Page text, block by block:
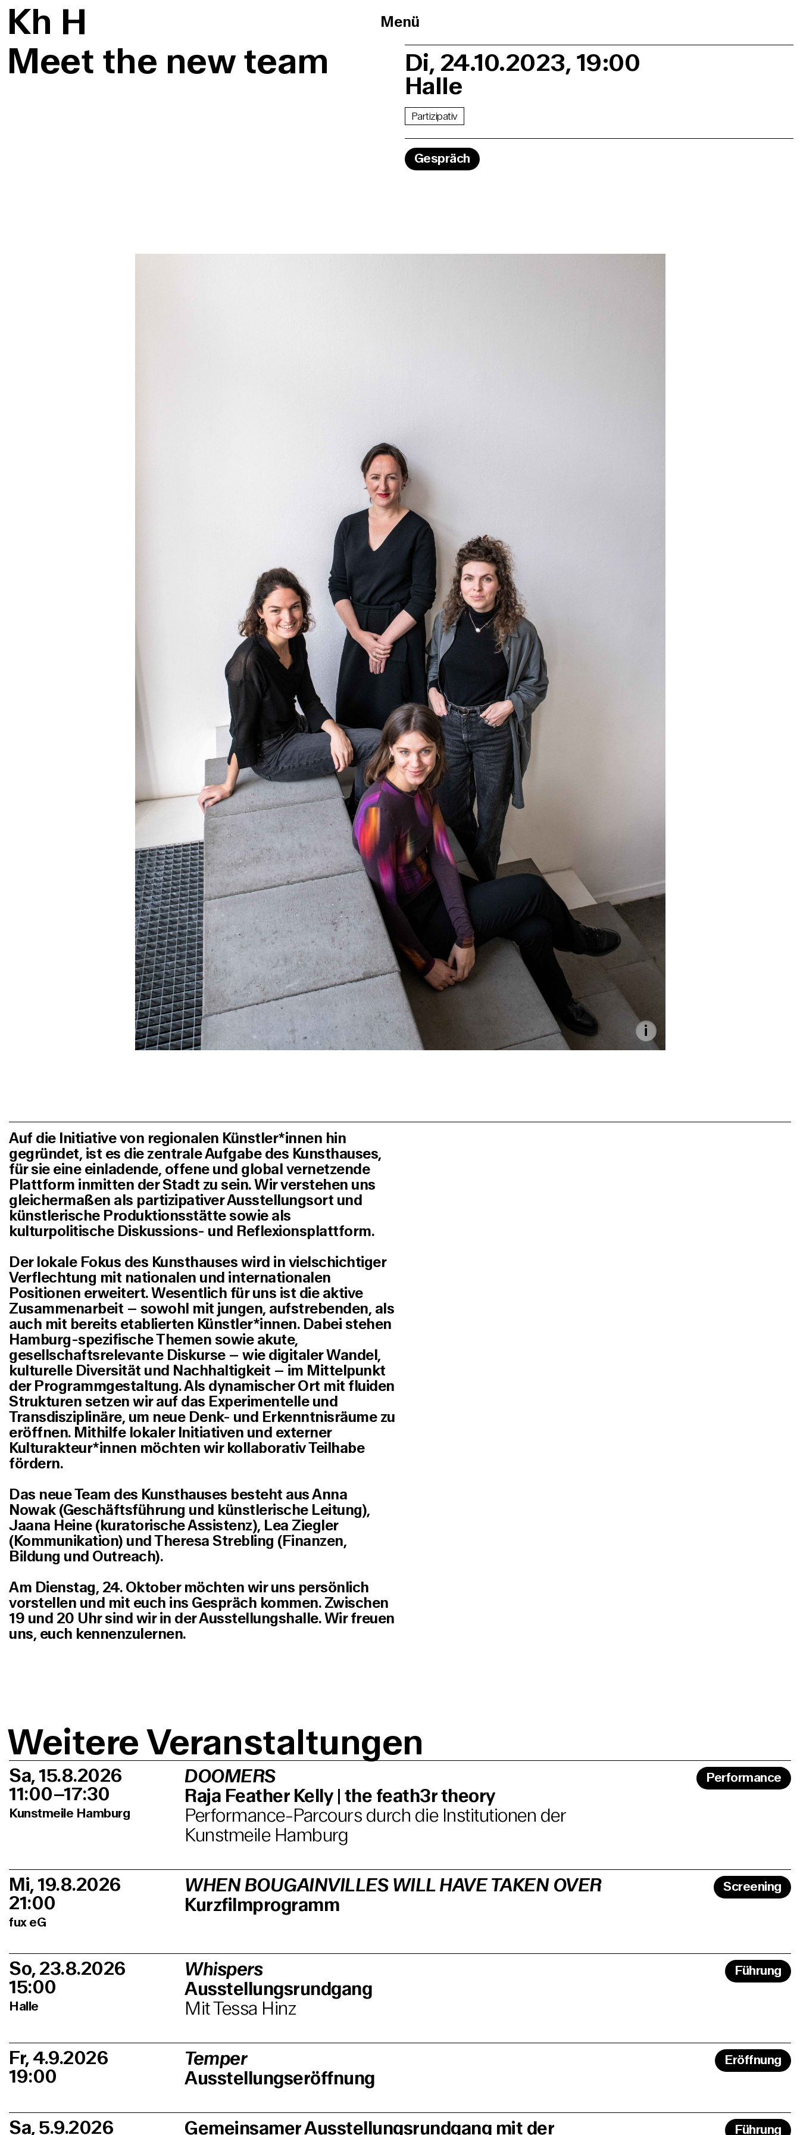
Kh H Menü
Meet the new team Di, 24.10.2023, 19:00
Halle
Partizipativ
Gespräch
Auf die Initiative von regionalen Künstler*innen hin
gegründet, ist es die zentrale Aufgabe des Kunsthauses,
für sie eine einladende, offene und global vernetzende
Plattform inmitten der Stadt zu sein. Wir verstehen uns
gleichermaßen als partizipativer Ausstellungsort und
künstlerische Produktionsstätte sowie als
kulturpolitische Diskussions- und Reflexionsplattform.
Der lokale Fokus des Kunsthauses wird in vielschichtiger
Verflechtung mit nationalen und internationalen
Positionen erweitert. Wesentlich für uns ist die aktive
Zusammenarbeit – sowohl mit jungen, aufstrebenden, als
auch mit bereits etablierten Künstler*innen. Dabei stehen
Hamburg-spezifische Themen sowie akute,
gesellschaftsrelevante Diskurse – wie digitaler Wandel,
kulturelle Diversität und Nachhaltigkeit – im Mittelpunkt
der Programmgestaltung. Als dynamischer Ort mit fluiden
Strukturen setzen wir auf das Experimentelle und
Transdisziplinäre, um neue Denk- und Erkenntnisräume zu
eröffnen. Mithilfe lokaler Initiativen und externer
Kulturakteur*innen möchten wir kollaborativ Teilhabe
fördern.
Das neue Team des Kunsthauses besteht ausAnna
Nowak(Geschäftsführung und künstlerische Leitung),
Jaana Heine(kuratorische Assistenz), Lea Ziegler
(Kommunikation) undTheresaStrebling (Finanzen,
Bildung und Outreach).
Am Dienstag, 24. Oktober möchten wir uns persönlich
vorstellen und mit euch ins Gespräch kommen. Zwischen
19 und 20 Uhr sind wir in der Ausstellungshalle. Wir freuen
uns, euch kennenzulernen.
Weitere Veranstaltungen
Sa, 15.8.2026
11:00–17:30
Kunstmeile Hamburg
DOOMERS
Raja Feather Kelly | the feath3r theory
Performance-Parcours durch die Institutionen der
Kunstmeile Hamburg
Performance
Mi, 19.8.2026
21:00
fux eG
WHEN BOUGAINVILLES WILL HAVE TAKEN OVER
Kurzfilmprogramm
Screening
So, 23.8.2026
15:00
Halle
Whispers
Ausstellungsrundgang
Mit Tessa Hinz
Führung
Fr, 4.9.2026
19:00
Temper
Ausstellungseröffnung
Eröffnung
Sa, 5.9.2026 Gemeinsamer Ausstellungsrundgang mit der Führung